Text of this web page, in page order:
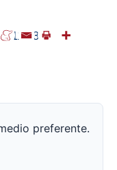
11-28
preferente.